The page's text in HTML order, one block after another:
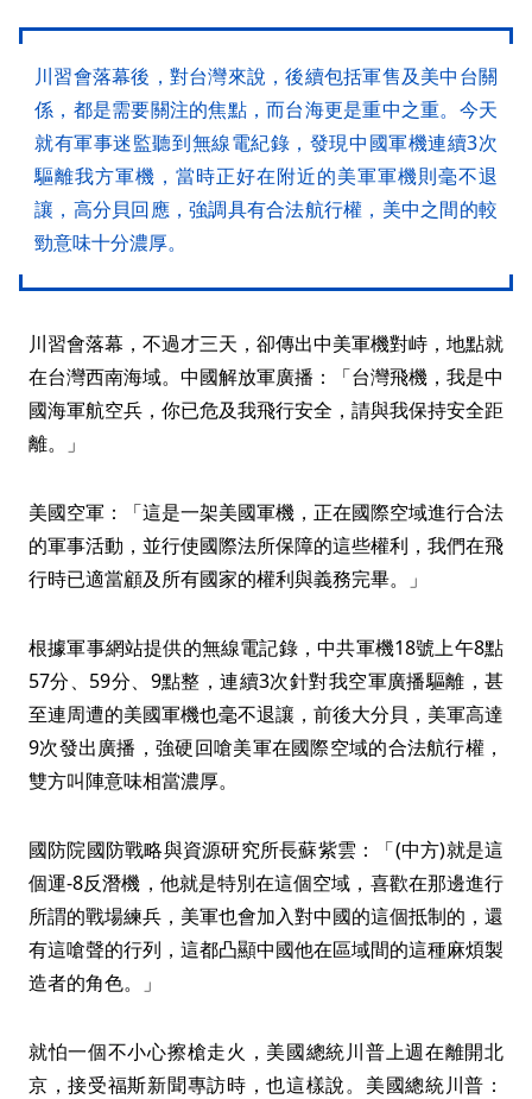
川習會落幕後，對台灣來說，後續包括軍售及美中台關
係，都是需要關注的焦點，而台海更是重中之重。今天
就有軍事迷監聽到無線電紀錄，發現中國軍機連續3次
驅離我方軍機，當時正好在附近的美軍軍機則毫不退
讓，高分貝回應，強調具有合法航行權，美中之間的較
勁意味十分濃厚。
川習會落幕，不過才三天，卻傳出中美軍機對峙，地點就
在台灣西南海域。中國解放軍廣播：「台灣飛機，我是中
國海軍航空兵，你已危及我飛行安全，請與我保持安全距
離。」
美國空軍：「這是一架美國軍機，正在國際空域進行合法
的軍事活動，並行使國際法所保障的這些權利，我們在飛
行時已適當顧及所有國家的權利與義務完畢。」
根據軍事網站提供的無線電記錄，中共軍機18號上午8點
57分、59分、9點整，連續3次針對我空軍廣播驅離，甚
至連周遭的美國軍機也毫不退讓，前後大分貝，美軍高達
9次發出廣播，強硬回嗆美軍在國際空域的合法航行權，
雙方叫陣意味相當濃厚。
國防院國防戰略與資源研究所長蘇紫雲：「(中方)就是這
個運-8反潛機，他就是特別在這個空域，喜歡在那邊進行
所謂的戰場練兵，美軍也會加入對中國的這個抵制的，還
有這嗆聲的行列，這都凸顯中國他在區域間的這種麻煩製
造者的角色。」
就怕一個不小心擦槍走火，美國總統川普上週在離開北
京，接受福斯新聞專訪時，也這樣說。美國總統川普：